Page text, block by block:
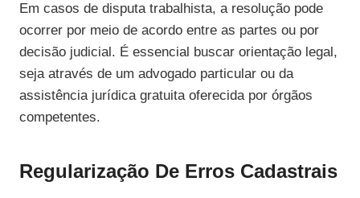
Em casos de disputa trabalhista, a resolução pode
ocorrer por meio de acordo entre as partes ou por
decisão judicial. É essencial buscar orientação legal,
seja através de um advogado particular ou da
assistência jurídica gratuita oferecida por órgãos
competentes.
Regularização De Erros Cadastrais